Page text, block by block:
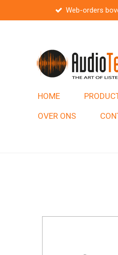
hoofdinhoud
Web-orders
HOME
OVER ONS